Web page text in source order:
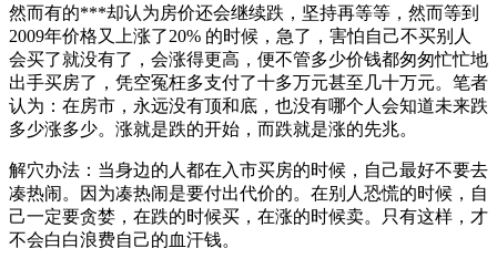
然而有的***却认为房价还会继续跌，坚持再等等，然而等到
2009年价格又上涨了20% 的时候，急了，害怕自己不买别人
会买了就没有了，会涨得更高，便不管多少价钱都匆匆忙忙地
出手买房了，凭空冤枉多支付了十多万元甚至几十万元。笔者
认为：在房市，永远没有顶和底，也没有哪个人会知道未来跌
多少涨多少。涨就是跌的开始，而跌就是涨的先兆。
解穴办法：当身边的人都在入市买房的时候，自己最好不要去
凑热闹。因为凑热闹是要付出代价的。在别人恐慌的时候，自
己一定要贪婪，在跌的时候买，在涨的时候卖。只有这样，才
不会白白浪费自己的血汗钱。